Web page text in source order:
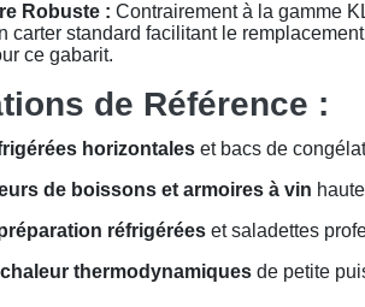
Robuste : Contrairement à la gamme
carter standard facilitant le
ce gabarit.
de Référence :
horizontales et bacs de
de boissons et armoires à vin
réfrigérées et saladettes
thermodynamiques de petite